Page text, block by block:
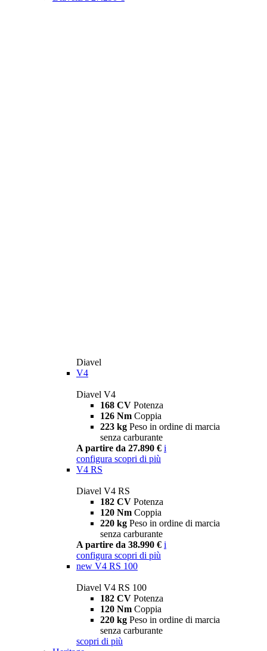
Diavel
V4
Diavel V4
168 CV Potenza
126 Nm Coppia
223 kg Peso in ordine di marcia
senza carburante
A partire da 27.890 € i
configura scopri di più
V4 RS
Diavel V4 RS
182 CV Potenza
120 Nm Coppia
220 kg Peso in ordine di marcia
senza carburante
A partire da 38.990 € i
configura scopri di più
new V4 RS 100
Diavel V4 RS 100
182 CV Potenza
120 Nm Coppia
220 kg Peso in ordine di marcia
senza carburante
scopri di più